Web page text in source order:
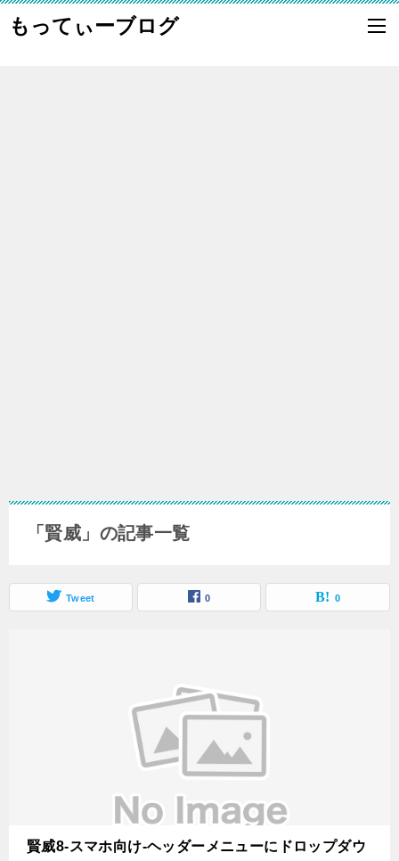
もってぃーブログ
「賢威」の記事一覧
Tweet 0 0
賢威8-スマホ向け-ヘッダーメニューにドロップダウ